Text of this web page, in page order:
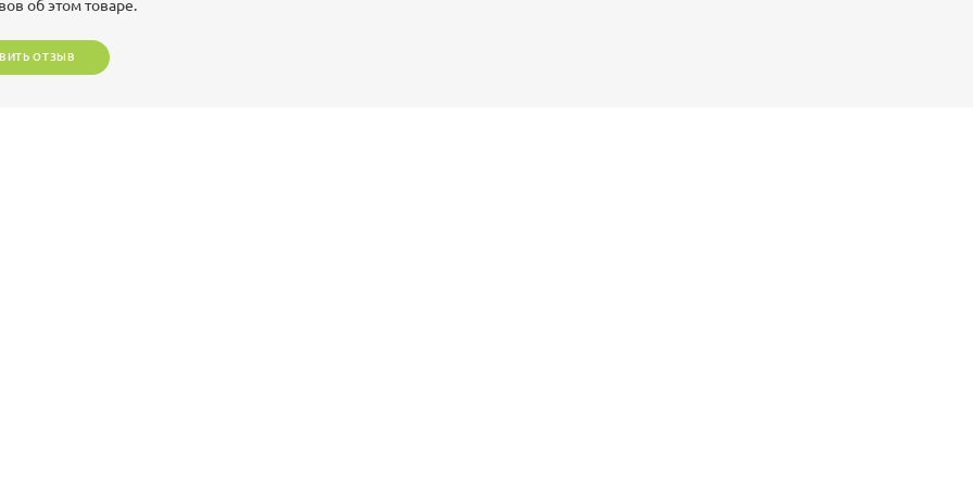
об этом товаре.
ОТЗЫВ